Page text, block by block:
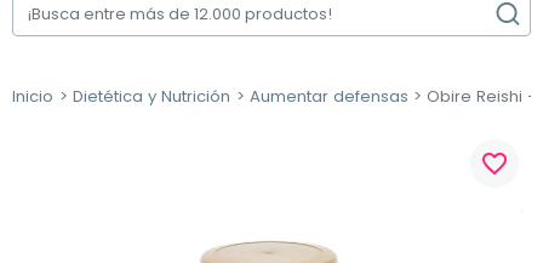
Inicio Dietética y Nutrición Aumentar defensas Obire Reishi
favorite_border